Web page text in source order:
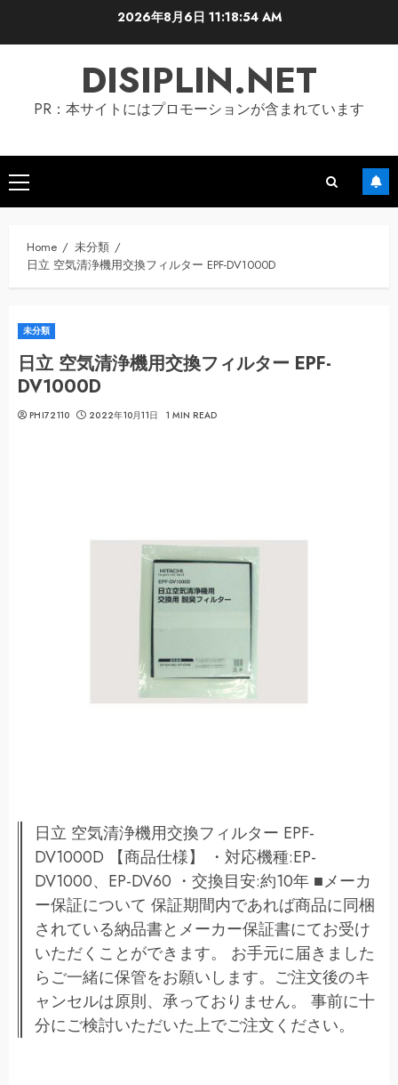
2026年8月6日 11:18:55 AM
DISIPLIN.NET
PR：本サイトにはプロモーションが含まれています
Primary
Menu
Home
未分類
日立 空気清浄機用交換フィルター EPF-DV1000D
未分類
日立 空気清浄機用交換フィルター EPF-
DV1000D
PHI72110 2022年10月11日 1 MIN READ
日立 空気清浄機用交換フィルター EPF-
DV1000D 【商品仕様】 ・対応機種:EP-
DV1000、EP-DV60 ・交換目安:約10年 ■メーカ
ー保証について 保証期間内であれば商品に同梱
されている納品書とメーカー保証書にてお受け
いただくことができます。 お手元に届きました
らご一緒に保管をお願いします。ご注文後のキ
ャンセルは原則、承っておりません。 事前に十
分にご検討いただいた上でご注文ください。